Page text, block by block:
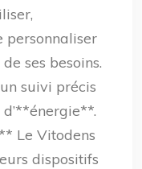
personnaliser
ses besoins.
suivi précis
Le Vitodens
dispositifs